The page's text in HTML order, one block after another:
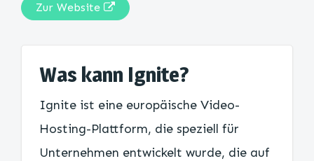
Zur Website
Was kann Ignite?
Ignite ist eine europäische Video-
Hosting-Plattform, die speziell für
Unternehmen entwickelt wurde, die auf